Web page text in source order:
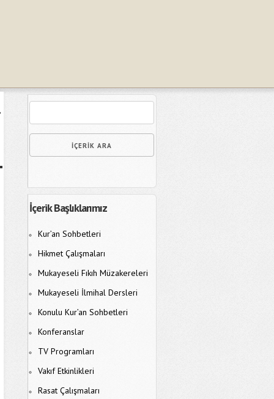
İçerik Başlıklarımız
Kur’an Sohbetleri
Hikmet Çalışmaları
Mukayeseli Fıkıh Müzakereleri
Mukayeseli İlmihal Dersleri
Konulu Kur’an Sohbetleri
Konferanslar
TV Programları
Vakıf Etkinlikleri
Rasat Çalışmaları